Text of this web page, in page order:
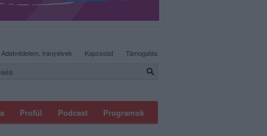
Profül Podcast Programok
Adatvédelem, irányelvek Kapcsolat Támogatás